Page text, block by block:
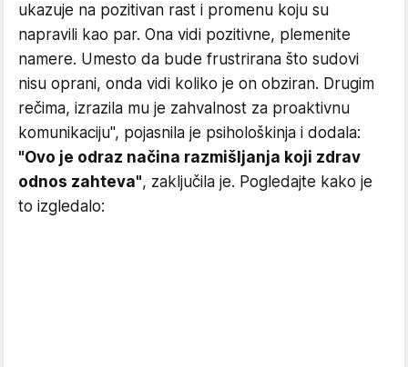
ukazuje na pozitivan rast i promenu koju su
napravili kao par. Ona vidi pozitivne, plemenite
namere. Umesto da bude frustrirana što sudovi
nisu oprani, onda vidi koliko je on obziran. Drugim
rečima, izrazila mu je zahvalnost za proaktivnu
komunikaciju", pojasnila je psihološkinja i dodala:
"Ovo je odraz načina razmišljanja koji zdrav
odnos zahteva", zaključila je. Pogledajte kako je
to izgledalo: